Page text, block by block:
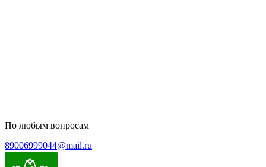
По любым вопросам
89006999044@mail.ru